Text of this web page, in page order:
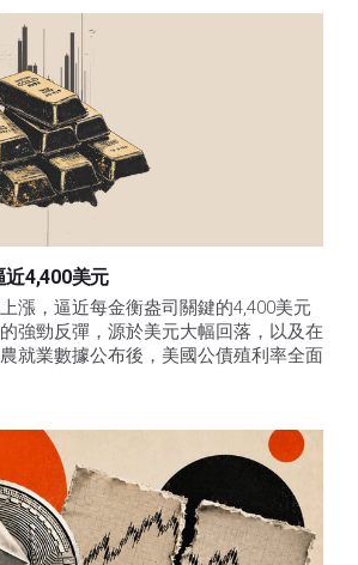
近4,400美元
漲，逼近每金衡盎司關鍵的4,400美元
強勁反彈，源於美元大幅回落，以及在
就業數據公布後，美國公債殖利率全面